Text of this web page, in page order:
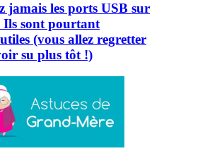
jamais les ports USB sur
Ils sont pourtant
(vous allez regretter
su plus tôt !)